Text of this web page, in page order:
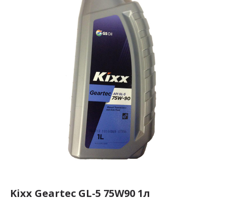
Kixx Geartec GL-5 75W90 1л